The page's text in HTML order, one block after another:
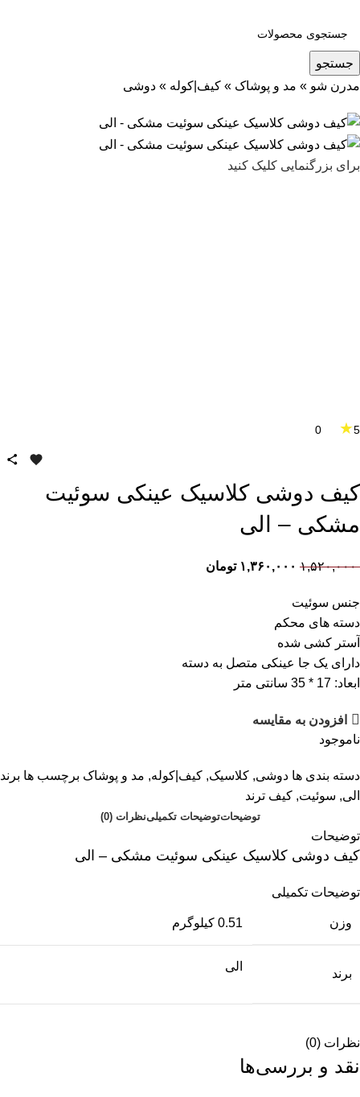
جستجو
مدرن شو » مد و پوشاک » کیف|کوله » دوشی
برای بزرگنمایی کلیک کنید
5
★
کیف دوشی کلاسیک عینکی سوئیت
مشکی – الی
۱,۵۲۰,۰۰۰ ۱,۳۶۰,۰۰۰ تومان
جنس سوئیت
دسته های محکم
آستر کشی شده
دارای یک جا عینکی متصل به دسته
ابعاد: 17 * 35 سانتی متر
افزودن به مقایسه
ناموجود
دسته بندی ها دوشی, کلاسیک, کیف|کوله, مد و پوشاک برچسب ها برند
الی, سوئیت, کیف ترند
توضیحاتتوضیحات تکمیلینظرات (0)
توضیحات
کیف دوشی کلاسیک عینکی سوئیت مشکی – الی
توضیحات تکمیلی
وزن 0.51 کیلوگرم
برند
الی
نظرات (0)
نقد و بررسی‌ها